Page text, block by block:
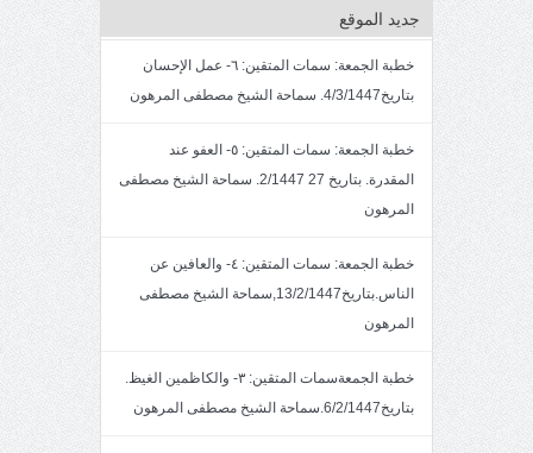
جديد الموقع
خطبة الجمعة: سمات المتقين: ٦- عمل الإحسان
بتاريخ4/3/1447. سماحة الشيخ مصطفى المرهون
خطبة الجمعة: سمات المتقين: ٥- العفو عند
المقدرة. بتاريخ 27 2/1447. سماحة الشيخ مصطفى
المرهون
خطبة الجمعة: سمات المتقين: ٤- والعافين عن
الناس.بتاريخ13/2/1447,سماحة الشيخ مصطفى
المرهون
خطبة الجمعةسمات المتقين: ٣- والكاظمين الغيظ.
بتاريخ6/2/1447.سماحة الشيخ مصطفى المرهون